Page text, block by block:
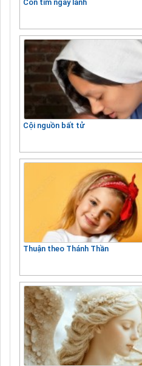
Con tim ngay lành
Cội nguồn bất tử
Thuận theo Thánh Thần